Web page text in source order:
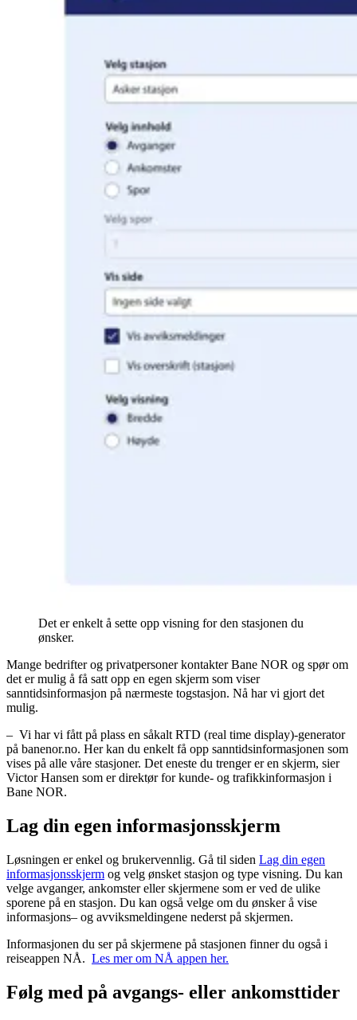
Det er enkelt å sette opp visning for den stasjonen du
ønsker.
Mange bedrifter og privatpersoner kontakter Bane NOR og spør om
det er mulig å få satt opp en egen skjerm som viser
sanntidsinformasjon på nærmeste togstasjon. Nå har vi gjort det
mulig.
– Vi har vi fått på plass en såkalt RTD (real time display)-generator
på banenor.no. Her kan du enkelt få opp sanntidsinformasjonen som
vises på alle våre stasjoner. Det eneste du trenger er en skjerm, sier
Victor Hansen som er direktør for kunde- og trafikkinformasjon i
Bane NOR.
Lag din egen informasjonsskjerm
Løsningen er enkel og brukervennlig. Gå til siden Lag din egen
informasjonsskjerm og velg ønsket stasjon og type visning. Du kan
velge avganger, ankomster eller skjermene som er ved de ulike
sporene på en stasjon. Du kan også velge om du ønsker å vise
informasjons– og avviksmeldingene nederst på skjermen.
Informasjonen du ser på skjermene på stasjonen finner du også i
reiseappen NÅ. Les mer om NÅ appen her.
Følg med på avgangs- eller ankomsttider